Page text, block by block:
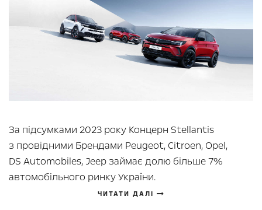
За підсумками 2023 року Концерн Stellantis
з провідними Брендами Peugeot, Citroen, Opel,
DS Automobiles, Jeep займає долю більше 7%
автомобільного ринку України.
ЧИТАТИ ДАЛІ